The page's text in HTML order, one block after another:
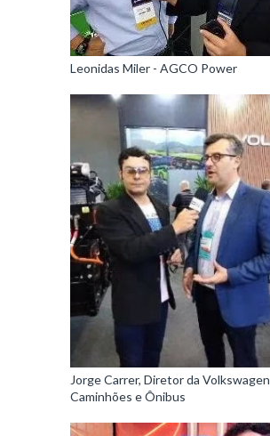
Leonidas Miler - AGCO Power
Jorge Carrer, Diretor da Volkswagen
Caminhões e Ônibus